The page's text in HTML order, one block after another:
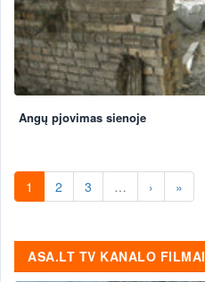
Angų pjovimas sienoje
1 2 3 … › »
ASA.LT TV KANALO FILMAI